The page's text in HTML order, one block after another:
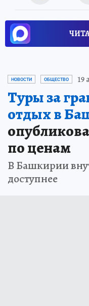
НОВОСТИ ОБЩЕСТВО 19
Туры за
отдых в
по ценам
В Башкирии
доступнее